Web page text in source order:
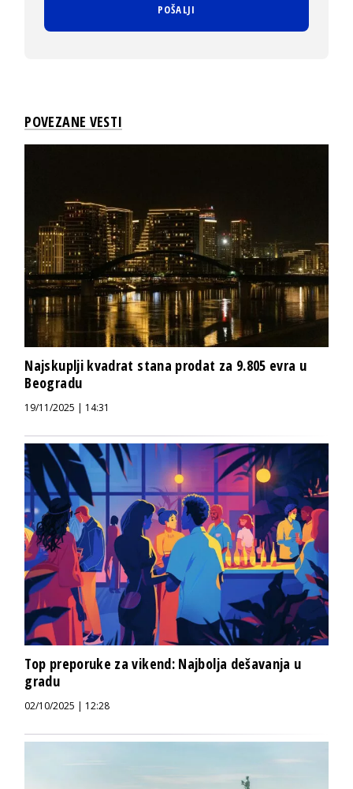
POVEZANE VESTI
Najskuplji kvadrat stana prodat za 9.805 evra u
Beogradu
19/11/2025 | 14:31
Top preporuke za vikend: Najbolja dešavanja u
gradu
02/10/2025 | 12:28